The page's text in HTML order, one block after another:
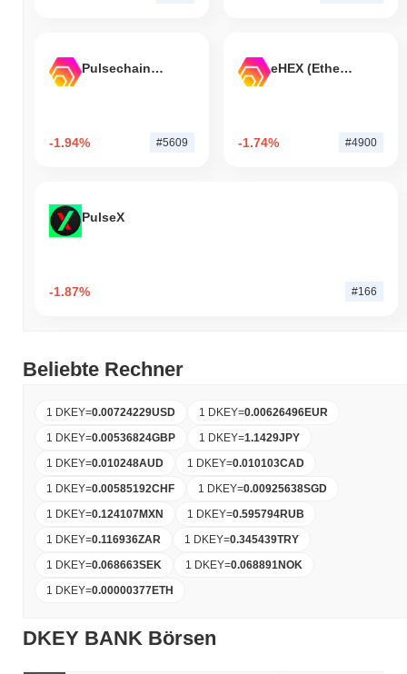
Pulsechain Bridged HEX (Pulsechain)
-1.94% #5609
eHEX (Ethereum)
-1.74% #4900
PulseX
-1.87% #166
Beliebte Rechner
1 DKEY=0.00724229USD 1 DKEY=0.00626496EUR
1 DKEY=0.00536824GBP 1 DKEY=1.1429JPY
1 DKEY=0.010248AUD 1 DKEY=0.010103CAD
1 DKEY=0.00585192CHF 1 DKEY=0.00925638SGD
1 DKEY=0.124107MXN 1 DKEY=0.595794RUB
1 DKEY=0.116936ZAR 1 DKEY=0.345439TRY
1 DKEY=0.068663SEK 1 DKEY=0.068891NOK
1 DKEY=0.00000377ETH
DKEY BANK Börsen